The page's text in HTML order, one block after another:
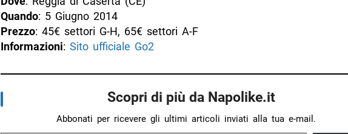
Quando: 5 Giugno 2014
Prezzo: 45€ settori G-H, 65€ settori A-F
Informazioni: Sito ufficiale Go2
Scopri di più da Napolike.it
Abbonati per ricevere gli ultimi articoli inviati alla tua e-mail.